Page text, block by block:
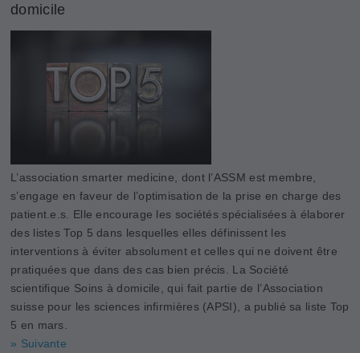
domicile
L’association smarter medicine, dont l’ASSM est membre,
s’engage en faveur de l’optimisation de la prise en charge des
patient.e.s. Elle encourage les sociétés spécialisées à élaborer
des listes Top 5 dans lesquelles elles définissent les
interventions à éviter absolument et celles qui ne doivent être
pratiquées que dans des cas bien précis. La Société
scientifique Soins à domicile, qui fait partie de l’Association
suisse pour les sciences infirmières (APSI), a publié sa liste Top
5 en mars.
» Suivante